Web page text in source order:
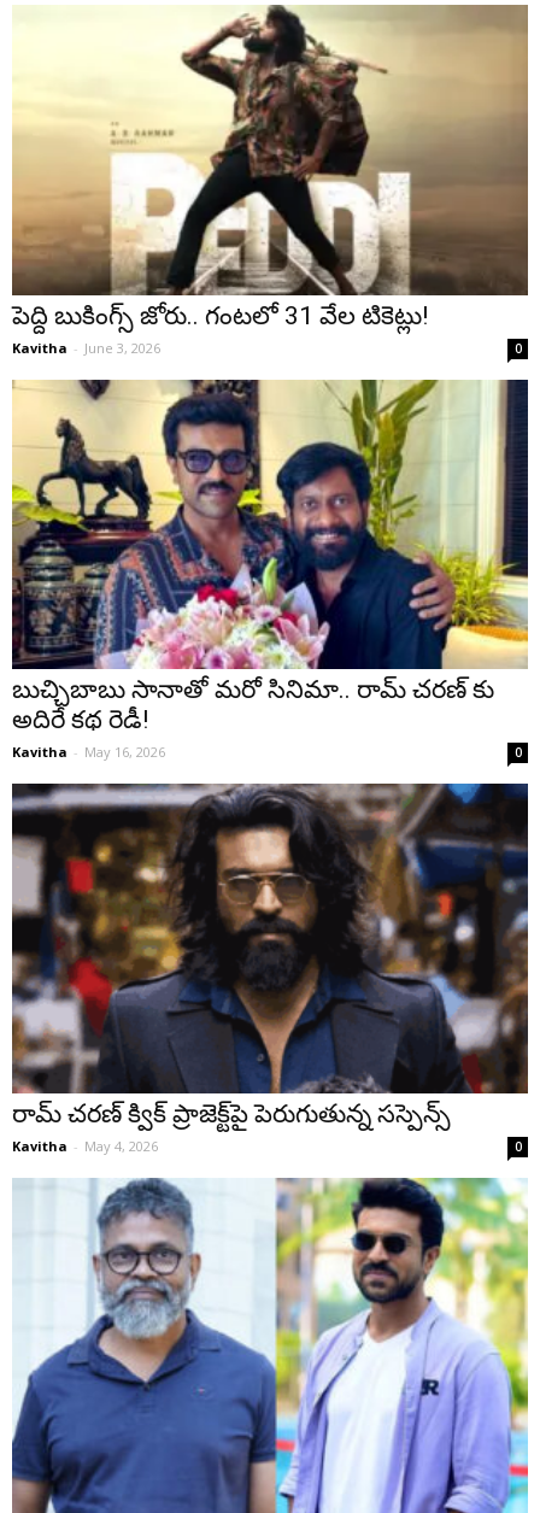
పెద్ది బుకింగ్స్ జోరు.. గంటలో 31 వేల టికెట్లు!
Kavitha - June 3, 2026 0
బుచ్చిబాబు సానాతో మరో సినిమా.. రామ్ చరణ్ కు
అదిరే కథ రెడీ!
Kavitha - May 16, 2026 0
రామ్ చరణ్ క్విక్ ప్రాజెక్ట్‌పై పెరుగుతున్న సస్పెన్స్
Kavitha - May 4, 2026 0